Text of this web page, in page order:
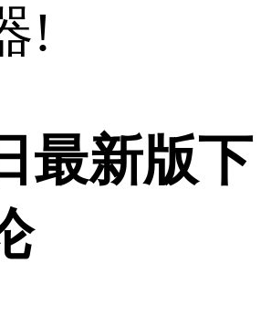
!
最新版下